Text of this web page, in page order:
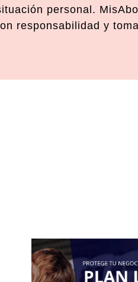
personal.
responsabilidad y